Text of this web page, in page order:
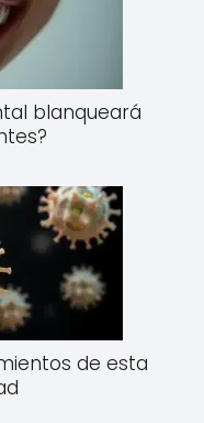
blanqueará
de esta